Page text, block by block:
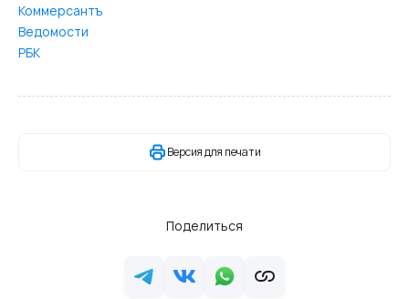
Коммерсантъ
Ведомости
РБК
Версия для печати
Поделиться